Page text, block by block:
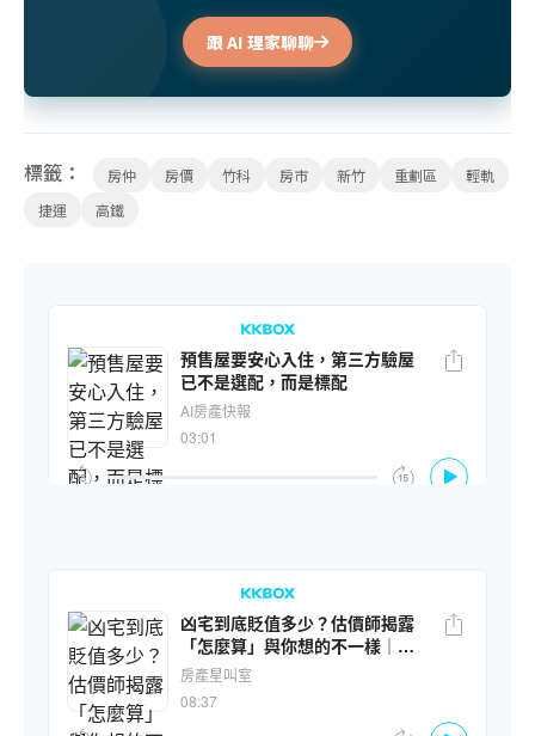
跟 AI 理家聊聊
標籤： 房仲 房價 竹科 房市 新竹 重劃區
輕軌
捷運
高鐵